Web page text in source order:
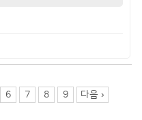
6 7 8 9 다음 ›